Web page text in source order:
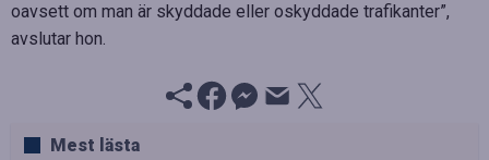
oavsett om man är skyddade eller oskyddade trafikanter”,
avslutar hon.
Mest lästa